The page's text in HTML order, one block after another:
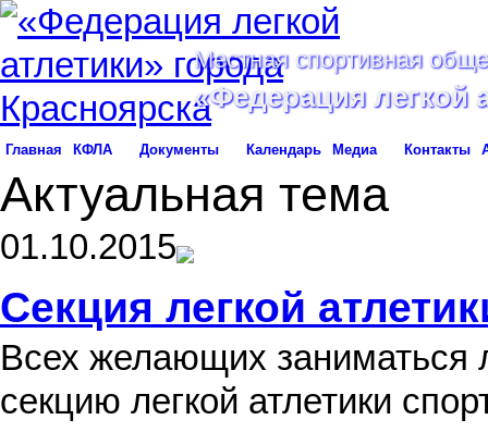
Местная спортивная
«Федерация легкой
Главная КФЛА Документы Календарь Медиа Контакты
Актуальная тема
01.10.2015
Секция легкой
Всех желающих заниматься
секцию легкой атлетики